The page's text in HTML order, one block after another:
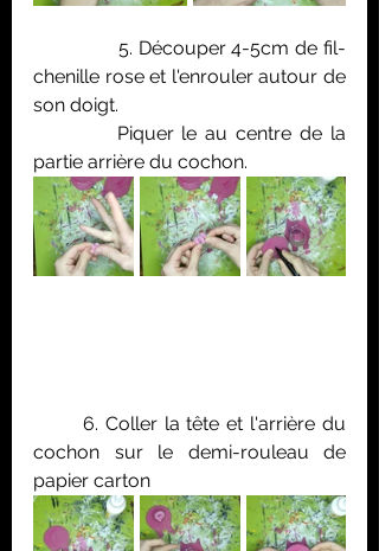
chenille rose et l'enrouler autour de
son doigt.
partie arrière du cochon.
cochon sur le demi-rouleau de
papier carton